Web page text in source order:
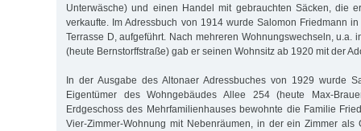
Unterwäsche) und einen Handel mit gebrauchten Säcken, die
verkaufte. Im Adressbuch von 1914 wurde Salomon Friedmann
Terrasse D, aufgeführt. Nach mehreren Wohnungswechseln, u.a.
(heute Bernstorffstraße) gab er seinen Wohnsitz ab 1920 mit der
In der Ausgabe des Altonaer Adressbuches von 1929 wurde
Eigentümer des Wohngebäudes Allee 254 (heute Max-
Erdgeschoss des Mehrfamilienhauses bewohnte die Familie
Vier-Zimmer-Wohnung mit Nebenräumen, in der ein Zimmer als